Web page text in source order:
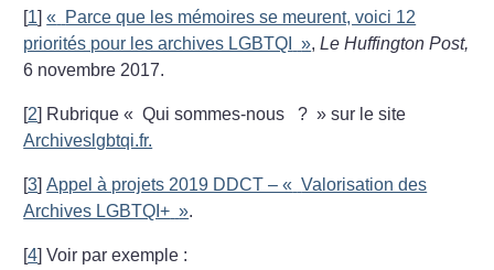
[1]«
Parce que les mémoires se meurent, voici 12
priorités pour les archives LGBTQI
»,Le Huffington Post,
6 novembre 2017.
[2] Rubrique « Qui sommes-nous ? » sur le site
Archiveslgbtqi.fr.
[3]Appel à projets 2019 DDCT – « Valorisation des
Archives LGBTQI+ ».
[4]Voir par exemple :